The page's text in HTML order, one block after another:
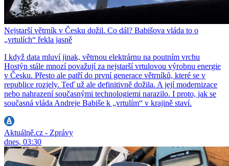
Nejstarší větrník v Česku dožil. Co dál? Babišova vláda to o
„vrtulích“ řekla jasně
I když data mluví jinak, větrnou elektrárnu na poutním vrchu
Hostýn stále mnozí považují za nejstarší vrtulovou výrobnu energie
v Česku. Přesto ale patří do první generace větrníků, které se v
republice rozjely. Teď už ale definitivně dožila. A její modernizace
nebo nahrazení současnými technologiemi narazilo. I proto, jak se
současná vláda Andreje Babiše k „vrtulím“ v krajině staví.
Aktuálně.cz - Zprávy
dnes, 03:30